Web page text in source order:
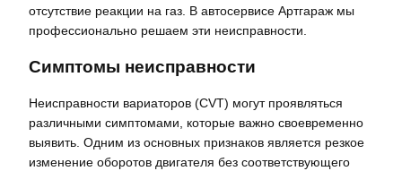
отсутствие реакции на газ. В автосервисе Артгараж мы
профессионально решаем эти неисправности.
Симптомы неисправности
Неисправности вариаторов (CVT) могут проявляться
различными симптомами, которые важно своевременно
выявить. Одним из основных признаков является резкое
изменение оборотов двигателя без соответствующего